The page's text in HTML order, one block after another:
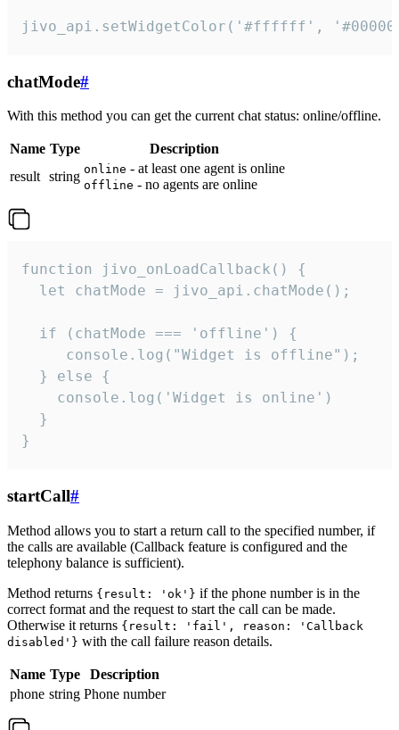
jivo_api.setWidgetColor('#ffffff',
chatMode#
With this method you can get the current chat status: online/offline.
Name Type
Description
result string online - at least one agent is online
offline - no agents are online
function jivo_onLoadCallback() {
  let chatMode = jivo_api.chatMode();
  if (chatMode === 'offline') {
     console.log("Widget is offline");
  } else {
    console.log('Widget is online')
  }
}
startCall#
Method allows you to start a return call to the specified number, if
the calls are available (Callback feature is configured and the
telephony balance is sufficient).
Method returns {result: 'ok'} if the phone number is in the
correct format and the request to start the call can be made.
Otherwise it returns {result: 'fail', reason: 'Callback
disabled'} with the call failure reason details.
Name Type
Description
phone string Phone number